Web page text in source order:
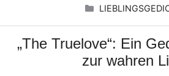
KATEGORIEN
„The Truelove“: Ein
zur wahren